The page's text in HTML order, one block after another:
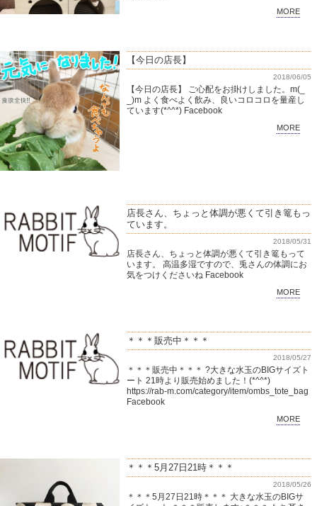
MORE
【今日の店長】
2018/06/05
【今日の店長】 ご心配をお掛けしました。m(_
_)m よく食べよく飲み、良いコロコロを量産し
ています(*^^*) Facebook
MORE
店長さん、ちょっと体調が悪くて引き篭もっ
ています。
2018/05/31
店長さん、ちょっと体調が悪くて引き篭もって
います。 高温多湿ですので、兎さんの体調にお
気をつけくださいね Facebook
MORE
＊＊＊販売中＊＊＊
2018/05/27
＊＊＊販売中＊＊＊ ?大きな水玉のBIGサイズト
ート 21時より販売始めました！(*^^*)
https://rab-m.com/category/item/ombs_tote_bag
Facebook
MORE
＊＊＊5月27日21時＊＊＊
2018/05/26
＊＊＊5月27日21時＊＊＊ 大きな水玉のBIGサ